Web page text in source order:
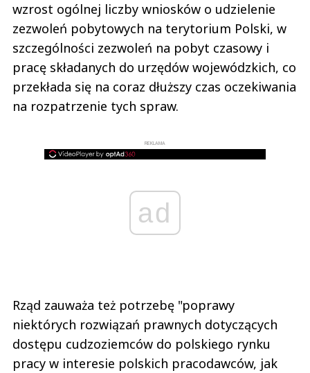
wzrost ogólnej liczby wniosków o udzielenie
zezwoleń pobytowych na terytorium Polski, w
szczególności zezwoleń na pobyt czasowy i
pracę składanych do urzędów wojewódzkich, co
przekłada się na coraz dłuższy czas oczekiwania
na rozpatrzenie tych spraw.
REKLAMA
ad
Rząd zauważa też potrzebę "poprawy
niektórych rozwiązań prawnych dotyczących
dostępu cudzoziemców do polskiego rynku
pracy w interesie polskich pracodawców, jak